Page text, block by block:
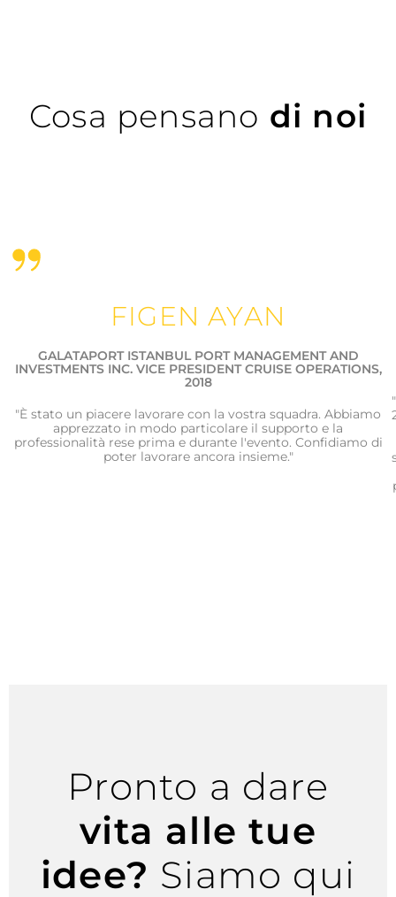
Cosa pensano di noi
FIGEN AYAN
GALATAPORT ISTANBUL PORT MANAGEMENT AND
INVESTMENTS INC. VICE PRESIDENT CRUISE OPERATIONS,
2018
"È stato un piacere lavorare con la vostra squadra. Abbiamo
apprezzato in modo particolare il supporto e la
professionalità rese prima e durante l'evento. Confidiamo di
poter lavorare ancora insieme."
Pronto a dare
vita alle tue
idee? Siamo qui